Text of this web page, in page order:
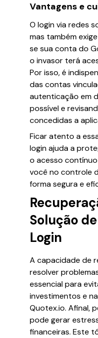
Vantagens e
O login via redes
mas também
se sua conta do
o invasor terá
Por isso, é
das contas
autenticação em
possível e
concedidas a
Ficar atento a
login ajuda a
o acesso
você no controle
forma segura e
Solução
Login
A capacidade de
resolver
essencial para
investimentos e
Quotex.io. Afinal,
pode gerar
financeiras. Este